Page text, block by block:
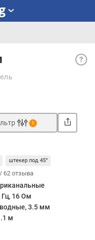
1
штекер под 45°
62 отзыва
Гц, 16 Ом
3.5 мм
м